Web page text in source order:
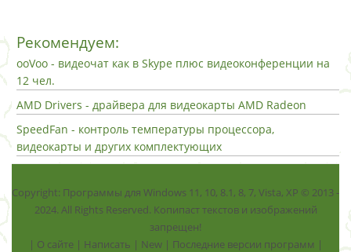
Рекомендуем:
ooVoo - видеочат как в Skype плюс видеоконференции на
12 чел.
AMD Drivers - драйвера для видеокарты AMD Radeon
SpeedFan - контроль температуры процессора,
видеокарты и других комплектующих
Copyright: Программы для Windows 11, 10, 8.1, 8, 7, Vista, ХР © 2013 -
2024. All Rights Reserved. Копипаст текстов и изображений
запрещен!
| О сайте| Написать | New| Последние версии программ |